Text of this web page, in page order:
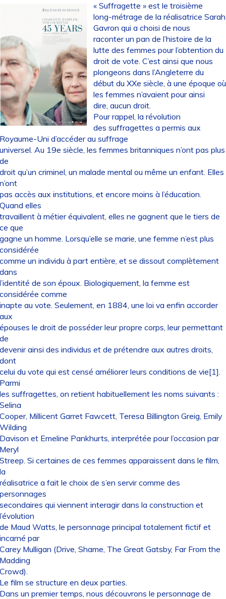
« Suffragette » est le troisième
long-métrage de la réalisatrice Sarah
Gavron qui a choisi de nous
raconter un pan de l’histoire de la
lutte des femmes pour l’obtention du
droit de vote. C’est ainsi que nous
plongeons dans l’Angleterre du
début du XXe siècle, à une époque où
les femmes n’avaient pour ainsi
dire, aucun droit.
Pour rappel, la révolution
des suffragettes a permis aux
Uni d’accéder au suffrage
Au 19e siècle, les femmes britanniques n’ont pas plus
qu’un criminel, un malade mental ou même un enfant. Elles
accès aux institutions, et encore moins à l’éducation.
elles
à métier équivalent, elles ne gagnent que le tiers de
que
un homme. Lorsqu’elle se marie, une femme n’est plus
un individu à part entière, et se dissout complètement
de son époux. Biologiquement, la femme est
comme
au vote. Seulement, en 1884, une loi va enfin accorder
le droit de posséder leur propre corps, leur permettant
ainsi des individus et de prétendre aux autres droits,
du vote qui est censé améliorer leurs conditions de vie[1].
suffragettes, on retient habituellement les noms suivants :
Millicent Garret Fawcett, Teresa Billington Greig, Emily
et Emeline Pankhurts, interprétée pour l’occasion par
Si certaines de ces femmes apparaissent dans le film,
a fait le choix de s’en servir comme des
qui viennent interagir dans la construction et
Maud Watts, le personnage principal totalement fictif et
par
Mulligan (Drive, Shame, The Great Gatsby, Far From the
film se structure en deux parties.
un premier temps, nous découvrons le personnage de